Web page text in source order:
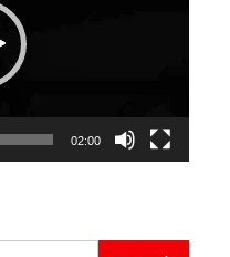
02:00